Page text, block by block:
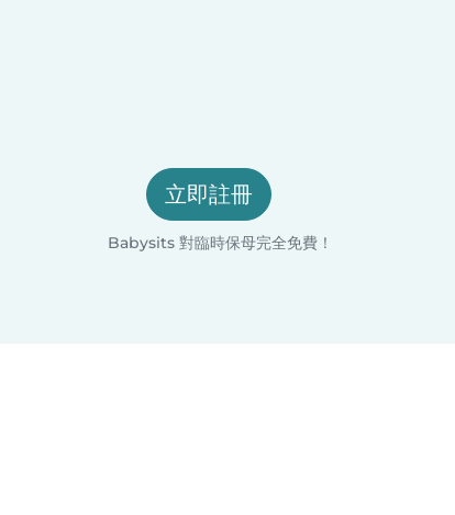
立即註冊
Babysits 對臨時保母完全免費！